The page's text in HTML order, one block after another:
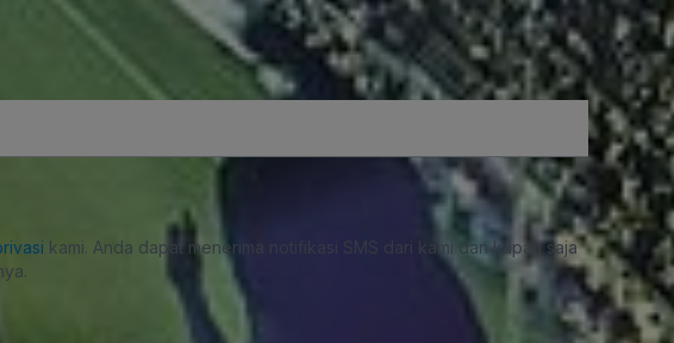
kami. Anda dapat menerima notifikasi SMS dari kami dan kapan saja